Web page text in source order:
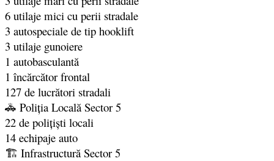
6 utilaje mici cu perii stradale
3 autospeciale de tip hooklift
3 utilaje gunoiere
1 autobasculantă
1 încărcător frontal
127 de lucrători stradali
🚓 Poliția Locală Sector 5
22 de polițiști locali
14 echipaje auto
🏗 Infrastructură Sector 5